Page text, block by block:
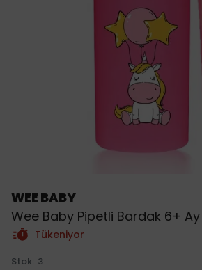
WEE BABY
Wee Baby Pipetli Bardak 6+ Ay
Tükeniyor
Stok: 3